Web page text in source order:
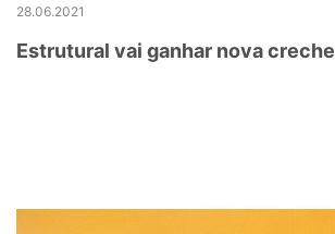
28.06.2021
Estrutural vai ganhar nova creche